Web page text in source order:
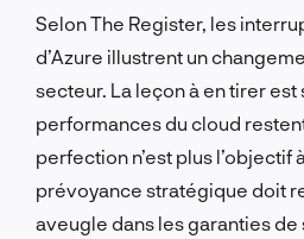
Selon The Register, les
d’Azure illustrent un
secteur. La leçon à en tirer est
performances du cloud
perfection n’est plus l’objectif
prévoyance stratégique doit
aveugle dans les garanties de